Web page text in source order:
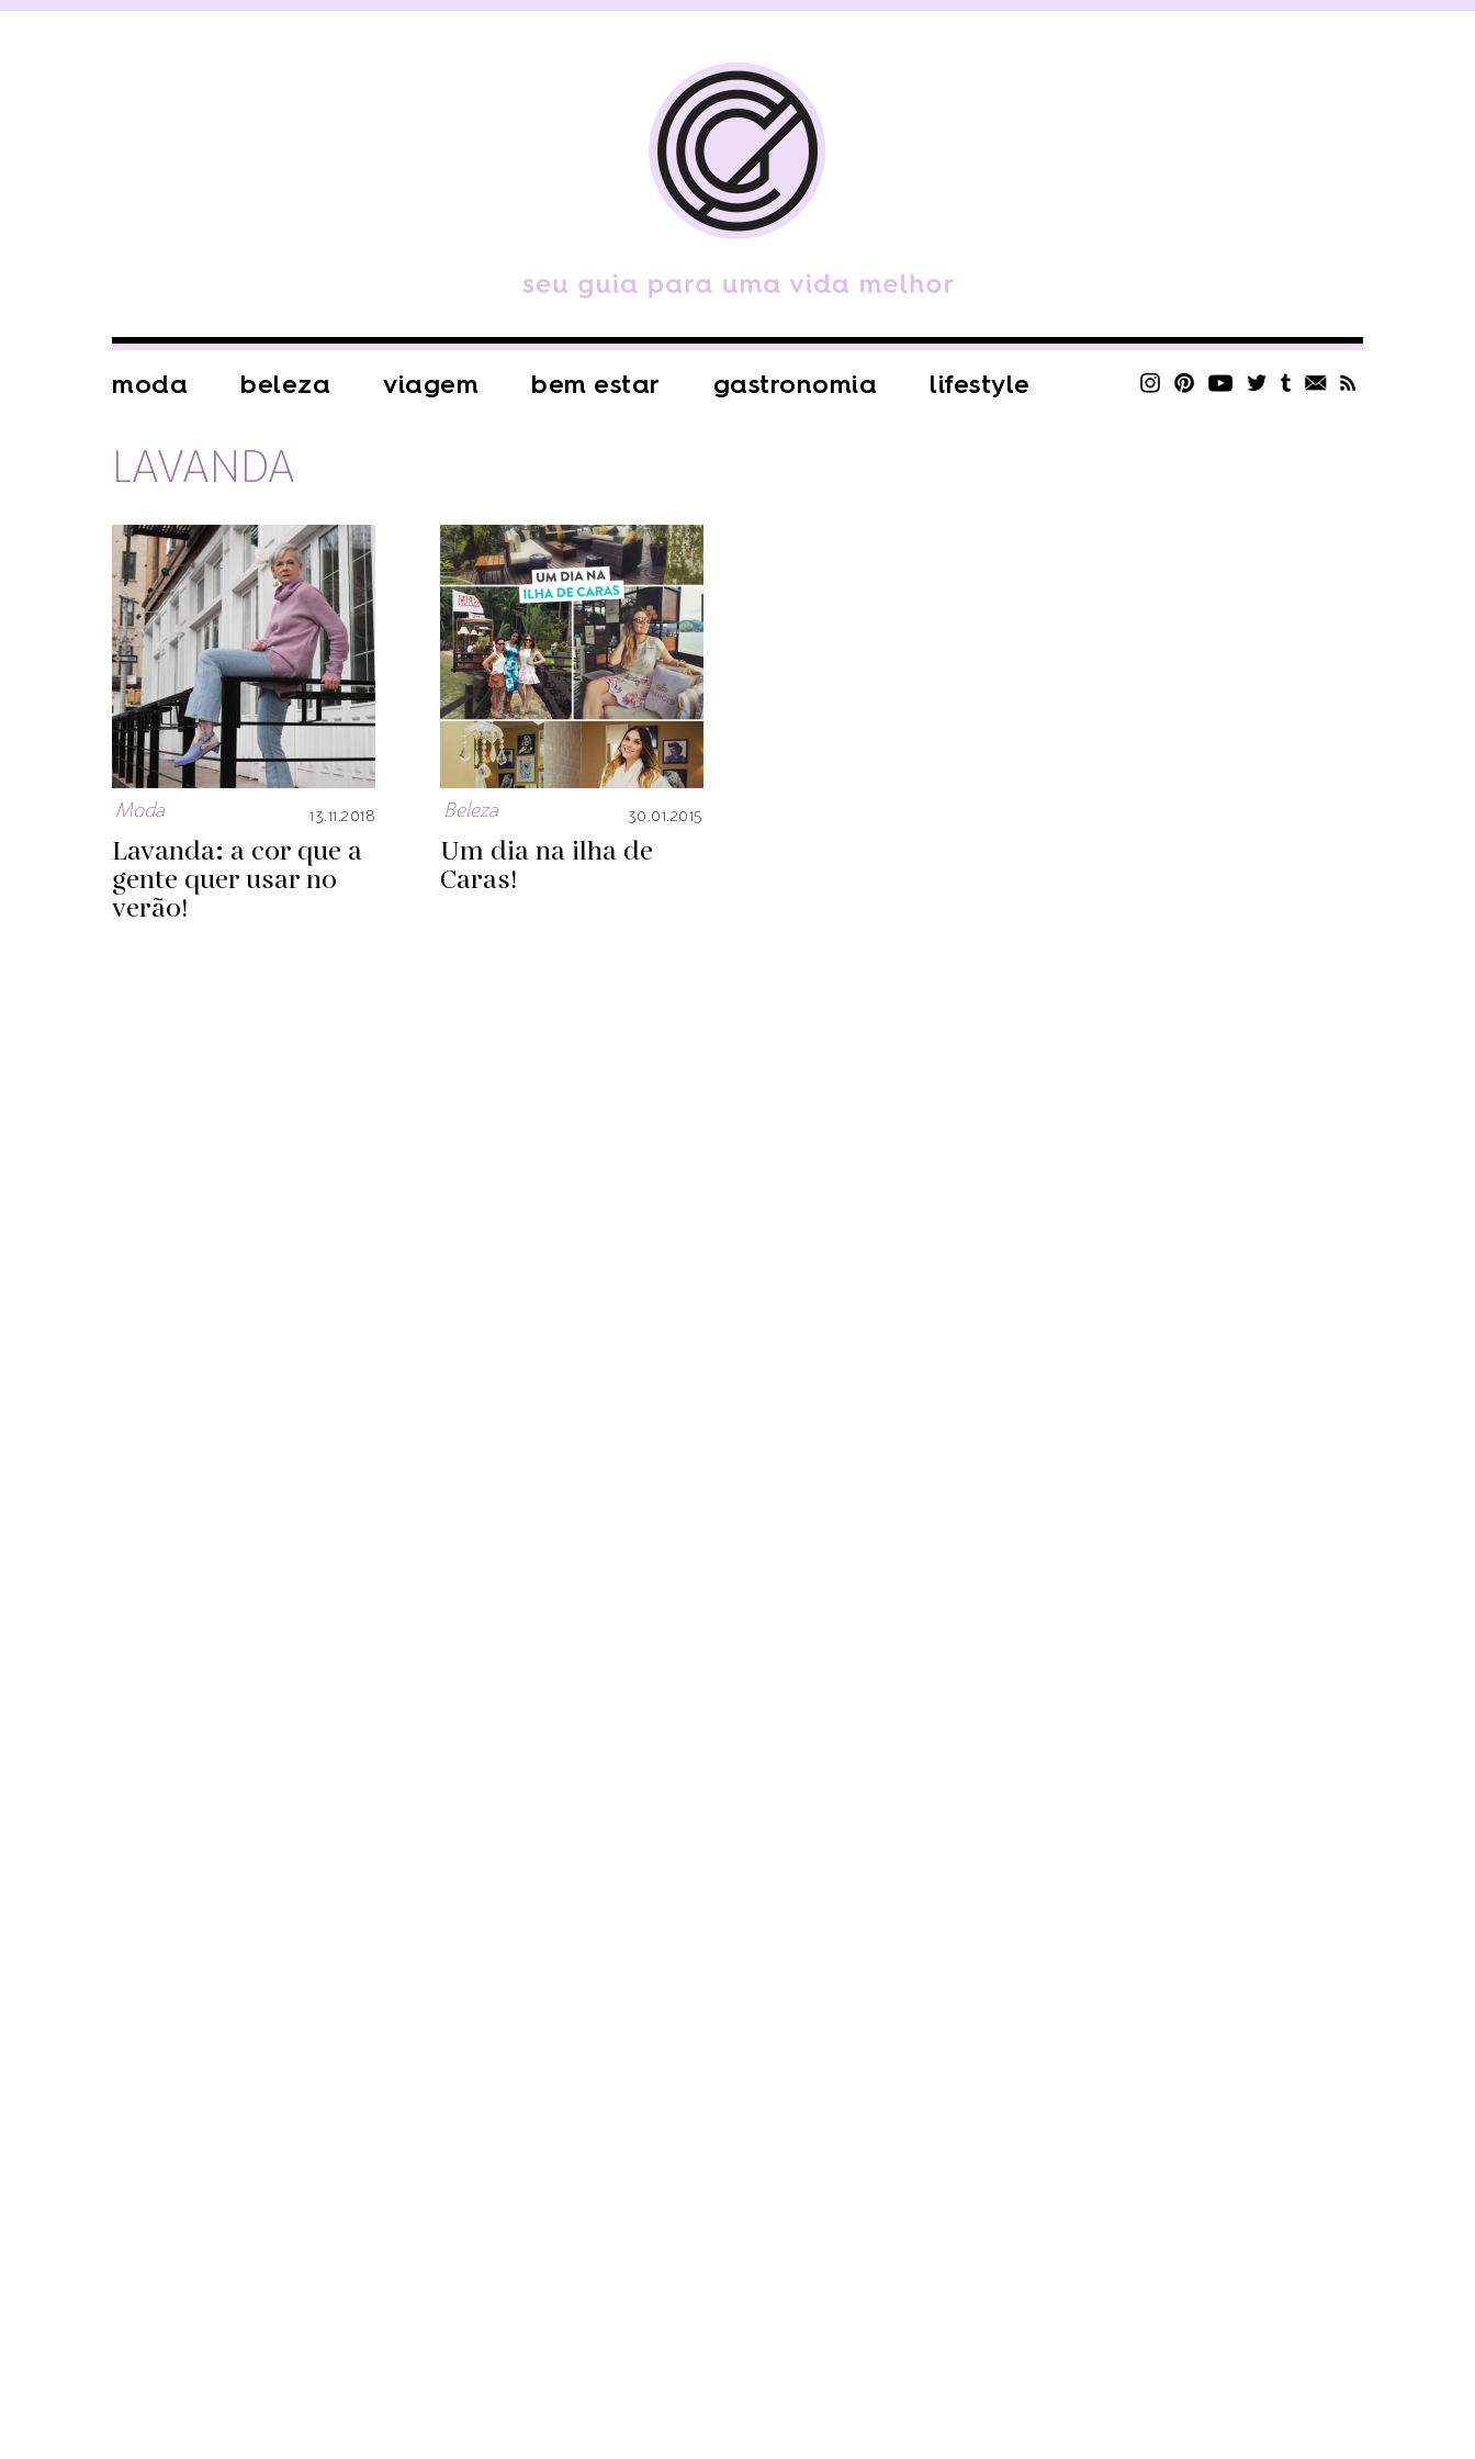
moda beleza viagem bem estar gastronomia lifestyle
LAVANDA
Moda 13.11.2018
Lavanda: a cor que a
gente quer usar no
verão!
Beleza 30.01.2015
Um dia na ilha de
Caras!